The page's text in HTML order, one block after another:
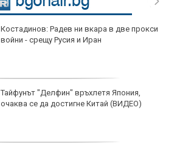
Костадинов: Радев ни вкара в две прокси
войни - срещу Русия и Иран
Тайфунът "Делфин" връхлетя Япония,
очаква се да достигне Китай (ВИДЕО)